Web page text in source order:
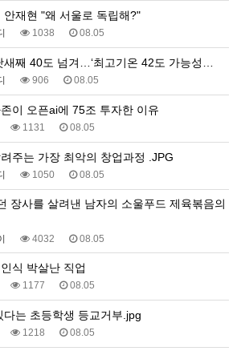
안재현 "왜 서울로 독립해?"
1038 08.05
새째 40도 넘겨…‘최고기온 42도 가능성…
906 08.05
이 오픈ai에 75조 투자한 이유
1131 08.05
주는 가장 최악의 창업과정 .JPG
1050 08.05
4032 08.05
식 박살난 직업
1177 08.05
다는 초등학생 등교거부.jpg
1218 08.05